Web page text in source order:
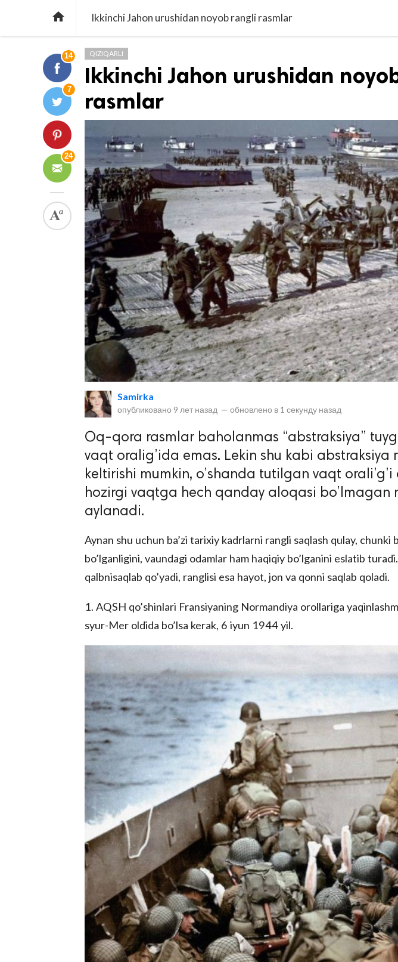
 Ikkinchi Jahon urushidan noyob rangli rasmlar
14
7
24
QIZIQARLI
Ikkinchi Jahon urushidan
rasmlar
Samirka
опубликовано 9 лет назад — обновлено в 1 секунду назад
Oq-qora rasmlar baholanmas “abstraksiya”
vaqt oralig’ida emas. Lekin shu kabi abstraksiya
keltirishi mumkin, o’shanda tutilgan vaqt
hozirgi vaqtga hech qanday aloqasi bo’lmagan
aylanadi.
Aynan shu uchun ba’zi tarixiy kadrlarni rangli saqlash qulay, chunki
bo’lganligini, vaundagi odamlar ham haqiqiy bo’lganini eslatib
qalbnisaqlab qo’yadi, ranglisi esa hayot, jon va qonni saqlab qoladi.
1. AQSH qo’shinlari Fransiyaning Normandiya orollariga
syur-Mer oldida bo’lsa kerak, 6 iyun 1944 yil.